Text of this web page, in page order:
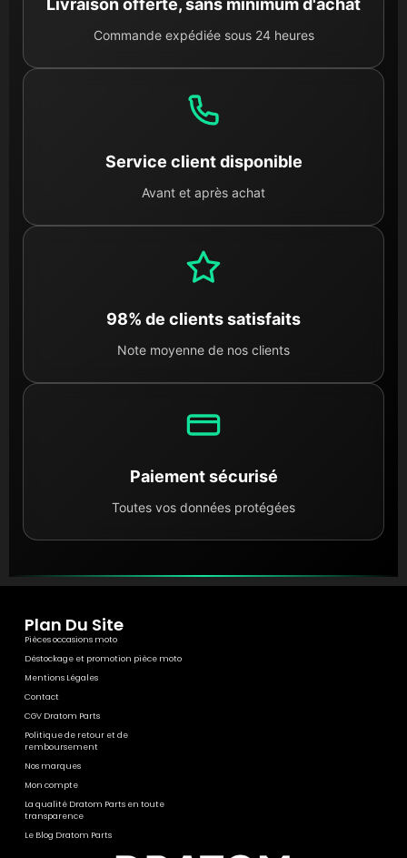
Commande expédiée sous 24 heures
Service client disponible
Avant et après achat
98% de clients satisfaits
Note moyenne de nos clients
Paiement sécurisé
Toutes vos données protégées
Plan Du Site
Pièces occasions moto
Déstockage et promotion pièce moto
Mentions Légales
Contact
CGV Dratom Parts
Politique de retour et de
remboursement
Nos marques
Mon compte
La qualité Dratom Parts en toute
transparence
Le Blog Dratom Parts